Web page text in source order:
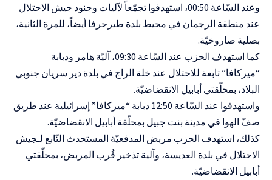
وعند السّاعة 00:50، استهدفوا تجمّعاً لآليات وجنود جيش الاحتلال
عند منطقة الرجمان في محيط بلدة طيرحرفا أيضاً، للمرة الثانية،
بصلية صاروخيّة.
كما استهدف الحزب عند السّاعة 09:30، آليّة هامر ودبابة
“ميركافا” تابعة للاحتلال عند خلة الراج في بلدة دير سريان جنوبي
البلاد، بمحلّقتي أبابيل الانقضاضيّة.
واستهدفوا عند السّاعة 12:50 دبابة “ميركافا” إسرائيلية عند طريق
صفّ الهوا في مدينة بنت جبيل بمحلّقة أبابيل الانقضاضيّة.
كذلك، استهدف الحزب مربض المدفعيّة المستحدث التّابع لـجيش
الاحتلال في بلدة العديسة، وآلية تذخير قُرب المربض، بمحلّقتي
أبابيل الانقضاضيّة.